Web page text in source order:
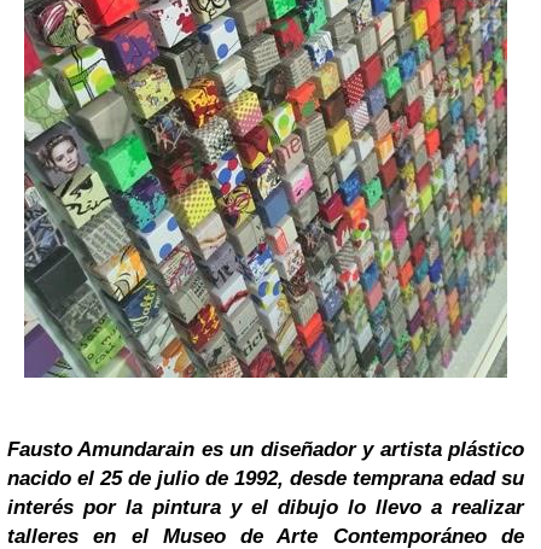
Fausto Amundarain es un diseñador y artista plástico
nacido el 25 de julio de 1992, desde temprana edad su
interés por la pintura y el dibujo lo llevo a realizar
talleres en el Museo de Arte Contemporáneo de